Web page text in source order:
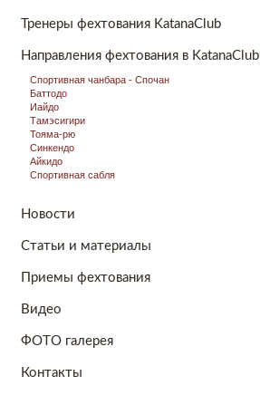
Тренеры фехтования KatanaClub
Направления фехтования в KatanaClub
Спортивная чанбара - Спочан
Баттодо
Иайдо
Тамэсигири
Тояма-рю
Синкендо
Айкидо
Спортивная сабля
Новости
Статьи и материалы
Приемы фехтования
Видео
ФОТО галерея
Контакты